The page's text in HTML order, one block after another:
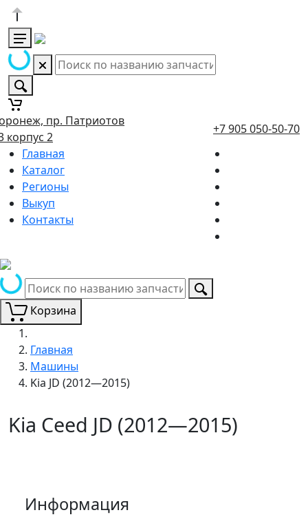
пр. Патриотов
корпус 2
+7 905 050-50-70
Главная
Каталог
Регионы
Выкуп
Контакты
Корзина
Главная
Машины
Kia JD (2012—2015)
Kia Ceed JD (2012—2015)
Информация